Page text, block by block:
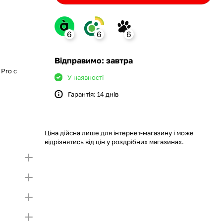
с
6 6
частини платежу та Першого
6
першої частини платежу та Першого
Відправимо: завтра
У наявності
Гарантія: 14 днів
Ціна дійсна лише для інтернет-магазину і може
відрізнятись від цін у роздрібних магазинах.